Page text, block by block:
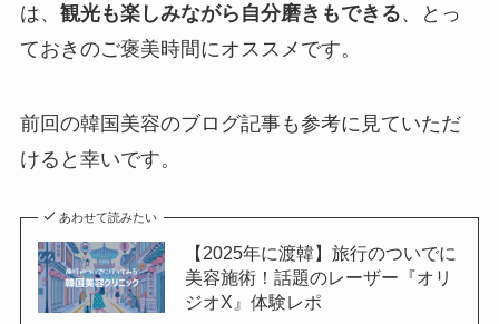
は、 観光も楽しみながら自分磨きもできる、とっ
ておきのご褒美時間にオススメです。
前回の韓国美容のブログ記事も参考に見ていただ
けると幸いです。
あわせて読みたい
【2025年に渡韓】旅行のついでに
美容施術！話題のレーザー『オリ
ジオX』体験レポ